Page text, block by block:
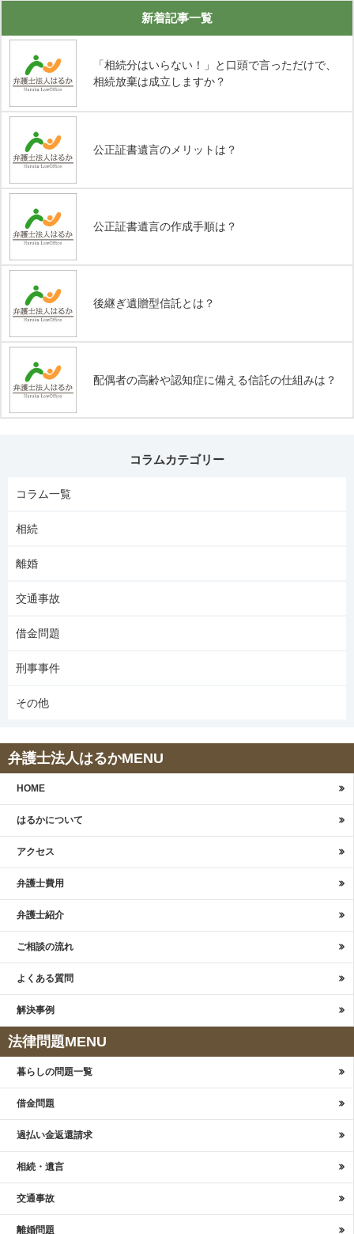
新着記事一覧
「相続分はいらない！」と口頭で言っただけで、
相続放棄は成立しますか？
公正証書遺言のメリットは？
公正証書遺言の作成手順は？
後継ぎ遺贈型信託とは？
配偶者の高齢や認知症に備える信託の仕組みは？
コラムカテゴリー
コラム一覧
相続
離婚
交通事故
借金問題
刑事事件
その他
弁護士法人はるかMENU
HOME
はるかについて
アクセス
弁護士費用
弁護士紹介
ご相談の流れ
よくある質問
解決事例
法律問題MENU
暮らしの問題一覧
借金問題
過払い金返還請求
相続・遺言
交通事故
離婚問題